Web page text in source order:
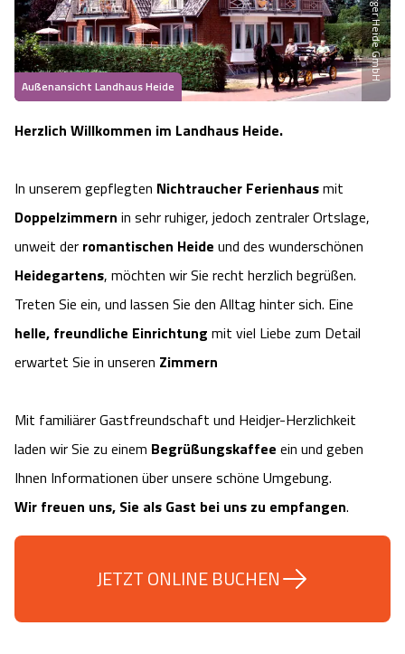
Heideflächen
Freizeitparks
Hotels
Ferienwohnungen
Pensionen
Camping
Urlaub auf dem Bauernhof
Last Minute
Naturpark Südheide
Naturerlebnis im Frühling
Naturerlebnis im Winter
Ausflugsziele
Wandern
Reiten
Kutschen
Regionale Küche
Tiere
Quad Bahn Bispingen
Kletterparks
Designer Outlet Soltau
Heide Himmel Baumwipfelpfad
Adventure Schnucken Golf
Serengeti Park
Wildpark Lüneburger Heide
Wildpark Schwarze Berge
Otter Zentrum
Wildpark Müden
Thermen
Vegan, Fasten & Co.
Gesund & Fit
Balance
Wellness-Kurzurlaub
Wellness-Unterkünfte
Hotels mit Schwimmbad
Die Hansestadt Lüneburg
Sehenswürdigkeiten Lüneburg
Shopping Lüneburg
Kulinarisches Lüneburg
Unterkünfte Lüneburg
Veranstaltungen & Führungen Lüneburg
Die Residenzstadt Celle
Shopping Celle
Unterkünfte Celle
Veranstaltungen & Führungen Celle
Hoher Kontrast Modus:
Schriftgröße: A A A
Außenansicht Landhaus Heide
Herzlich Willkommen im Landhaus Heide.
In unserem gepflegten Nichtraucher Ferienhausmit
Doppelzimmern in sehr ruhiger, jedoch zentraler Ortslage,
unweit der romantischen Heide und des wunderschönen
Heidegartens, möchten wir Sie recht herzlich begrüßen.
Treten Sie ein, und lassen Sie den Alltag hinter sich. Eine
helle, freundliche Einrichtung mit viel Liebe zum Detail
erwartet Sie in unseren Zimmern
Mit familiärer Gastfreundschaft und Heidjer-Herzlichkeit
laden wir Sie zu einem Begrüßungskaffee ein und geben
Ihnen Informationen über unsere schöne Umgebung.
Wir freuen uns, Sie als Gast bei uns zu empfangen.
JETZT ONLINE BUCHEN